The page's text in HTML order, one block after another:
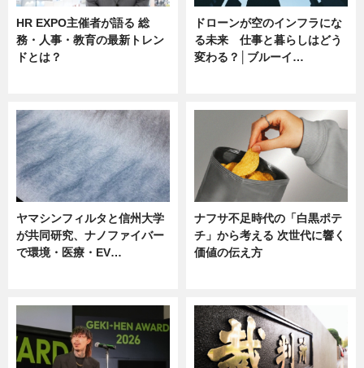
HR EXPO主催者が語る 総
務・人事・教育の最新トレン
ドとは？
ドローンが空のインフラにな
る未来 仕事と暮らしはどう
変わる？│ブルーイ…
ヤマシンフィルタと信州大学
が共同研究、ナノファイバー
で環境・医療・EV…
ナフサ不足時代の「白黒ポテ
チ」から考える 次世代に響く
価値の伝え方